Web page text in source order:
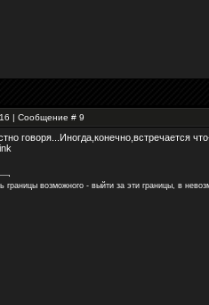
| Сообщение # 9
говоря...Иногда,конечно,встречается
границы возможного - выйти за эти границы, в